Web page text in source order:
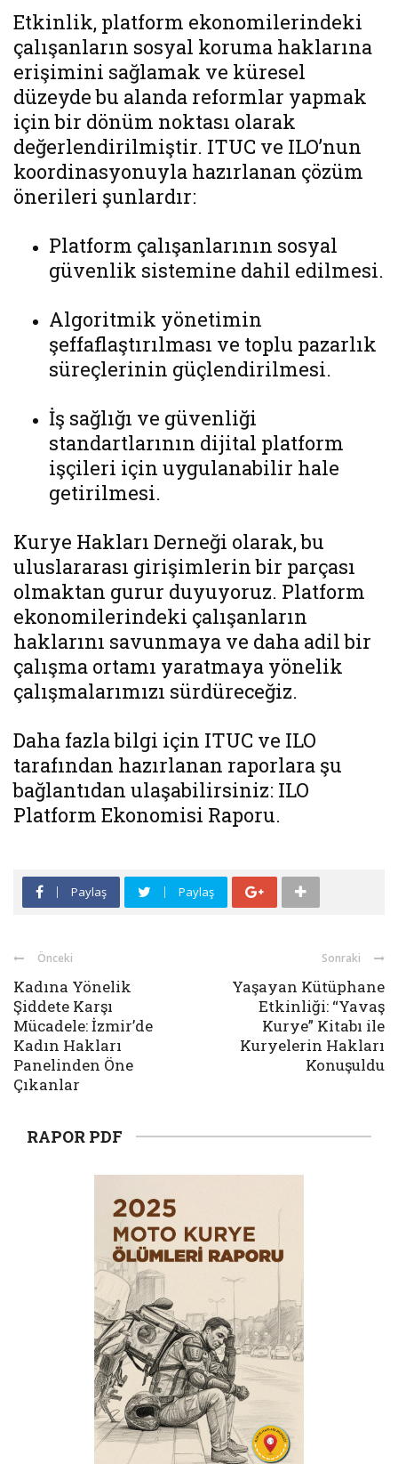
Etkinlik, platform ekonomilerindeki
çalışanların sosyal koruma haklarına
erişimini sağlamak ve küresel
düzeyde bu alanda reformlar yapmak
için bir dönüm noktası olarak
değerlendirilmiştir. ITUC ve ILO’nun
koordinasyonuyla hazırlanan çözüm
önerileri şunlardır:
Platform çalışanlarının sosyal
güvenlik sistemine dahil edilmesi.
Algoritmik yönetimin
şeffaflaştırılması ve toplu pazarlık
süreçlerinin güçlendirilmesi.
İş sağlığı ve güvenliği
standartlarının dijital platform
işçileri için uygulanabilir hale
getirilmesi.
Kurye Hakları Derneği olarak, bu
uluslararası girişimlerin bir parçası
olmaktan gurur duyuyoruz. Platform
ekonomilerindeki çalışanların
haklarını savunmaya ve daha adil bir
çalışma ortamı yaratmaya yönelik
çalışmalarımızı sürdüreceğiz.
Daha fazla bilgi için ITUC ve ILO
tarafından hazırlanan raporlara şu
bağlantıdan ulaşabilirsiniz: ILO
Platform Ekonomisi Raporu.
Paylaş Paylaş
Önceki
Kadına Yönelik
Şiddete Karşı
Mücadele: İzmir’de
Kadın Hakları
Panelinden Öne
Çıkanlar
Sonraki
Yaşayan Kütüphane
Etkinliği: “Yavaş
Kurye” Kitabı ile
Kuryelerin Hakları
Konuşuldu
RAPOR PDF